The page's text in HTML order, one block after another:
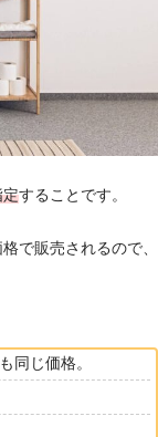
定することです。
で販売されるので、
同じ価格。